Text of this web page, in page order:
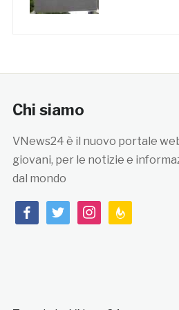
Chi siamo
VNews24 è il nuovo portale
giovani, per le notizie e
dal mondo
facebooktwitterinstagramfeedburner